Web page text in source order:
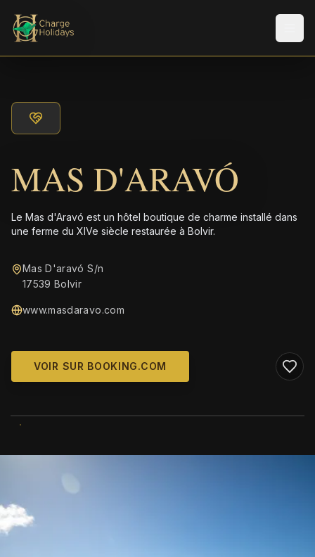
MAS D'ARAVÓ
Le Mas d'Aravó est un hôtel boutique de charme installé dans
une ferme du XIVe siècle restaurée à Bolvir.
Mas D'aravó S/n
17539 Bolvir
www.masdaravo.com
VOIR SUR BOOKING.COM